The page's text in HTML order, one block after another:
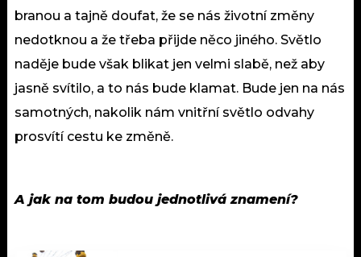
branou a tajně doufat, že se nás životní změny
nedotknou a že třeba přijde něco jiného. Světlo
naděje bude však blikat jen velmi slabě, než aby
jasně svítilo, a to nás bude klamat. Bude jen na nás
samotných, nakolik nám vnitřní světlo odvahy
prosvítí cestu ke změně.
A jak na tom budou jednotlivá znamení?